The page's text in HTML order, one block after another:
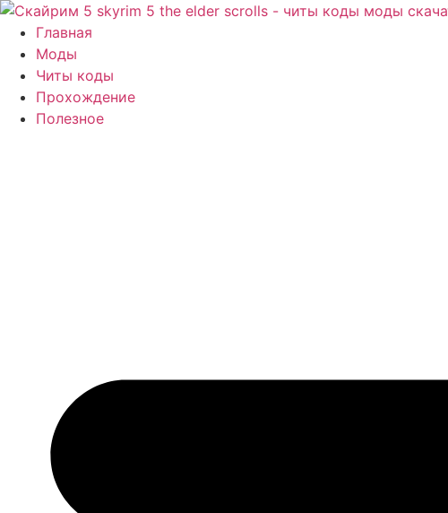
Перейти
содержимому
Главная
Моды
Читы коды
Прохождение
Полезное